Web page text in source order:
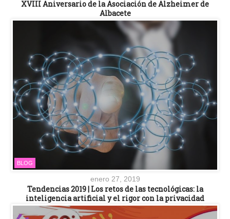
XVIII Aniversario de la Asociación de Alzheimer de
Albacete
BLOG
enero 27, 2019
Tendencias 2019 | Los retos de las tecnológicas: la
inteligencia artificial y el rigor con la privacidad